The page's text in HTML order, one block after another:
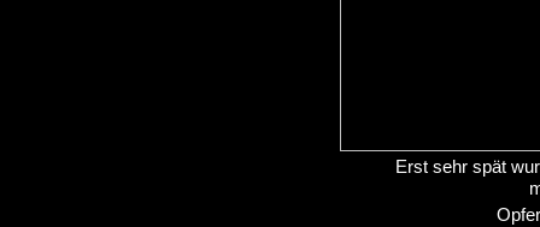
Erst sehr spät
Opfer